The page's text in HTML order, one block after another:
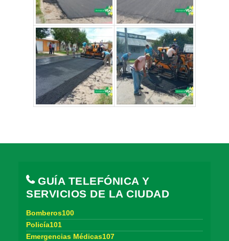
GUÍA TELEFÓNICA Y
SERVICIOS DE LA CIUDAD
Bomberos100
Policía101
Emergencias Médicas107